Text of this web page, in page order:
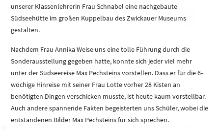
unserer Klassenlehrerin Frau Schnabel eine nachgebaute
Südseehütte im großen Kuppelbau des Zwickauer Museums
gestalten.
Nachdem Frau Annika Weise uns eine tolle Führung durch die
Sonderausstellung gegeben hatte, konnte sich jeder viel mehr
unter der Südseereise Max Pechsteins vorstellen. Dass er für die 6-
wöchige Hinreise mit seiner Frau Lotte vorher 28 Kisten an
benötigten Dingen verschicken musste, ist heute kaum vorstellbar.
Auch andere spannende Fakten begeisterten uns Schüler, wobei die
entstandenen Bilder Max Pechsteins für sich sprechen.